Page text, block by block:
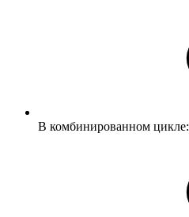
В комбинированном цикле: